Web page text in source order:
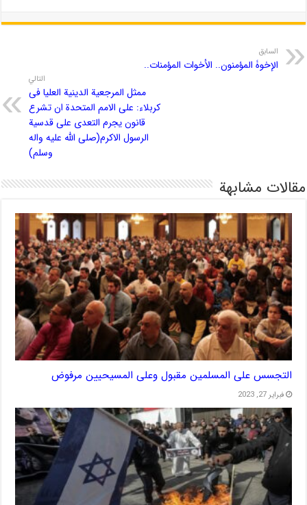
السابق
الإخوۀ المؤمنون.. الأخوات المؤمنات..
التالي
ممثل المرجعیة الدینیة العلیا فی
كربلاء: على الامم المتحدة ان تشرع
قانون یجرم التعدی على قدسیة
الرسول الاكرم(صلى الله علیه واله
وسلم)
مقالات مشابهة
التجسس على المسلمين مقبول وعلى المسيحيين مرفوض
فبراير 27, 2023